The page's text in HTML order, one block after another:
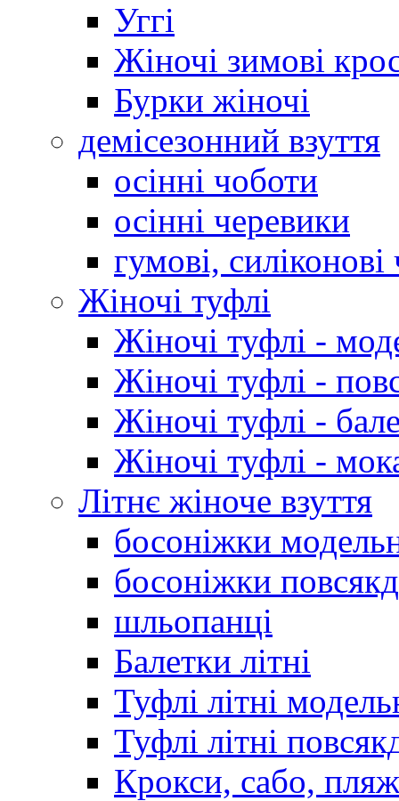
Уггі
Жіночі зимові
Бурки жіночі
демісезонний взуття
осінні чоботи
осінні черевики
гумові,
Жіночі туфлі
Жіночі туфлі -
Жіночі туфлі -
Жіночі туфлі -
Жіночі туфлі -
Літнє жіноче взуття
босоніжки
босоніжки
шльопанці
Балетки літні
Туфлі літні
Туфлі літні
Крокси, сабо,